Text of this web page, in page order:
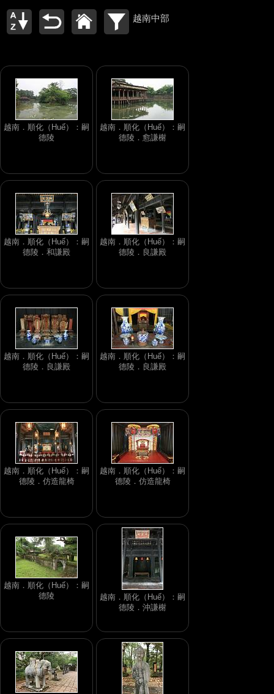
越南中部
越南．順化（Huế）：嗣
德陵
越南．順化（Huế）：嗣
德陵．愈謙榭
越南．順化（Huế）：嗣
德陵．和謙殿
越南．順化（Huế）：嗣
德陵．良謙殿
越南．順化（Huế）：嗣
德陵．良謙殿
越南．順化（Huế）：嗣
德陵．良謙殿
越南．順化（Huế）：嗣
德陵．仿造龍椅
越南．順化（Huế）：嗣
德陵．仿造龍椅
越南．順化（Huế）：嗣
德陵
越南．順化（Huế）：嗣
德陵．沖謙榭